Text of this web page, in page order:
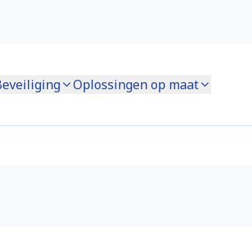
Oplossingen op maat